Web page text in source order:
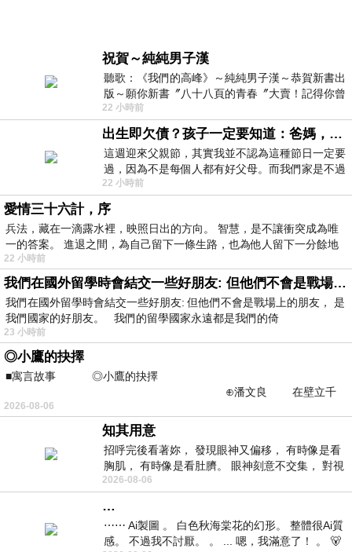
祝賀～純純男子漢
聽歌：《我們的高峰》～純純男子漢～恭賀新書出
版～願你新書〞八十八頁的青春〞大賣！記得你曾
經在我的版留言…「好讚的圖^^感覺大家
22 小時前
出生即欠債？孩子一定要知道：爸媽，其實我不欠你們
這週迎來父親節，其實我並不認為這種節日一定要
過，因為不是每個人都有好父母。而我們家是不過
節的，平時也沒什麼儀式感，生活趨近冷
22 小時前
愛情三十六計，序
兵法，藏在一滴露水裡，映照日出的方向。 智慧，是不讓衝突成為唯
一的答案。 進退之間，為自己留下一條生路，也為他人留下一分餘地
22 小時前
我們在國外留學時會結交一些好朋友: 但他們不會是戰場上的朋友
我們在國外留學時會結交一些好朋友: 但他們不會是戰場上的朋友， 是
我們國家的好朋友。 我們的留學國家永遠都是我們的倚
23 小時前
◎小鷹的抉擇
■寓言故事 ◎小鷹的抉擇
⊕潘文良 在壁立千
仞的懸崖上，有一座遮天蔽
2026-08-06
知其用意
招呼完後看著妳， 發現眼神又偏移， 有時像是看
胸肌， 有時像是看肚臍。 眼神刻意不交集， 對視
視線不對齊， 讓我很難不
2026-08-06
…
⋯⋯ Ai製圖 。 白色秋海棠花的幻形。 整體很Ai質
感。 不過我不討厭。 。 ... 嗯，我滿意了！ 。 🐻